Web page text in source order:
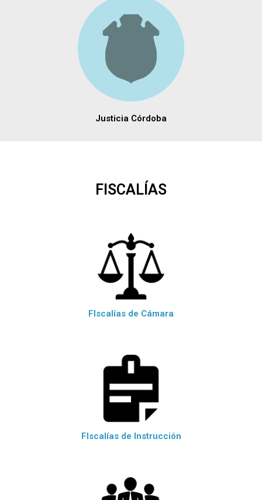
Justicia Córdoba
FISCALÍAS
FIscalías de Cámara
FIscalías de Instrucción